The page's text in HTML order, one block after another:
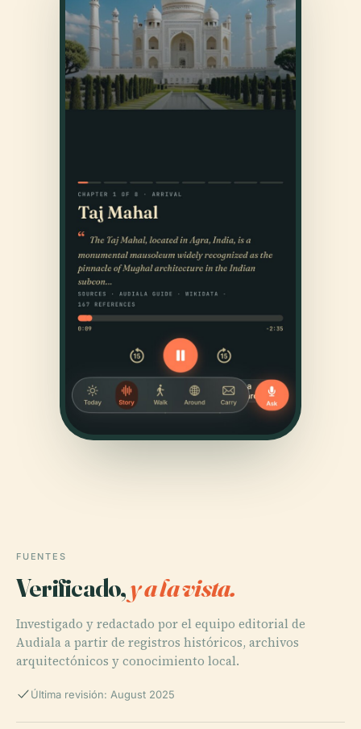
FUENTES
Verificado,y a la vista.
Investigado y redactado por el equipo editorial de
Audiala a partir de registros históricos, archivos
arquitectónicos y conocimiento local.
Última revisión: August 2025